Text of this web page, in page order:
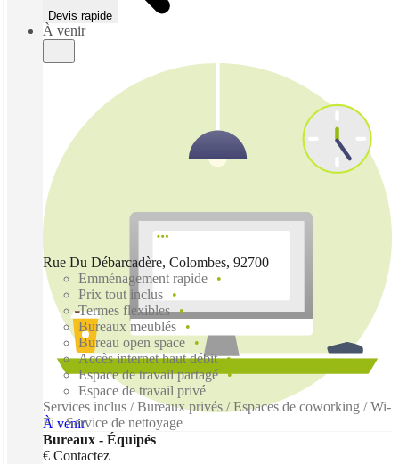
Devis rapide
À venir
À venir
Rue Du Débarcadère, Colombes, 92700
Emménagement rapide
Prix tout inclus
Termes flexibles
Bureaux meublés
Bureau open space
Accès internet haut débit
Espace de travail partagé
Espace de travail privé
Services inclus / Bureaux privés / Espaces de coworking / Wi-
Fi - Service de nettoyage
Bureaux - Équipés
€ Contactez